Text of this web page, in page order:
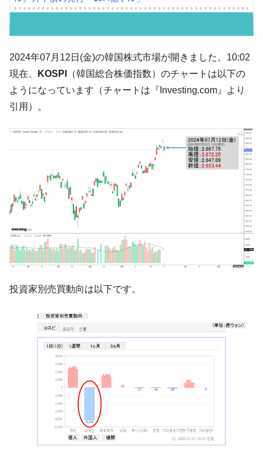
韓国･李在明さっそく不動産対策で浅薄な発
言。
だ。
す」⇒「金を経由するドル入手」手段ではないのか？
韓国･外為取引量「1日当たり1,214.4億ド
ル」まで拡大 ⇒ 海外資金の動きに強く左右される状態
『Money1』
韓国･帰ってきた李在明。李在明を支持しな
い「50.5％」に上昇
『Money1』
韓国大統領府ボンクラ政策室長が告発され
た ⇒ 国家が行った恐るべき株価操作であり、空前の国政壟
断
動」
『Money1』
中国だけが鉄鋼輸出を異常増加させる ⇒ 中
韓国製造業「半導体絶好調」のウラで他業
種は全般的「不調」⇒ PSIが示す現況は決して良くない。
『Money1』
ン』1人当たり賠償10万ウォンを認定 ⇒ 総額3兆7,000億
『Money1』 韓国で猛暑。南東部では干ばつ
『Money1』
韓国型イージス搭載の次世代駆逐艦
「KDDX」1番艦、2032年竣工と公示
【対日本円】ウォン安が急進！ 日米の協調
2024年07月12日(金)の韓国株式市場が開きました。10:02
現在、
KOSPI
（韓国総合株価指数）のチャートは以下の
ようになっています（チャートは『Investing.com』より
引用）。
投資家別売買動向は以下です。